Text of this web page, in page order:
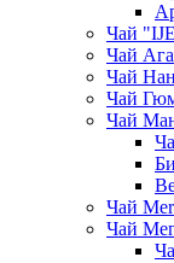
Чай
Чай
Чай
Чай
Чай
Чай
Чай